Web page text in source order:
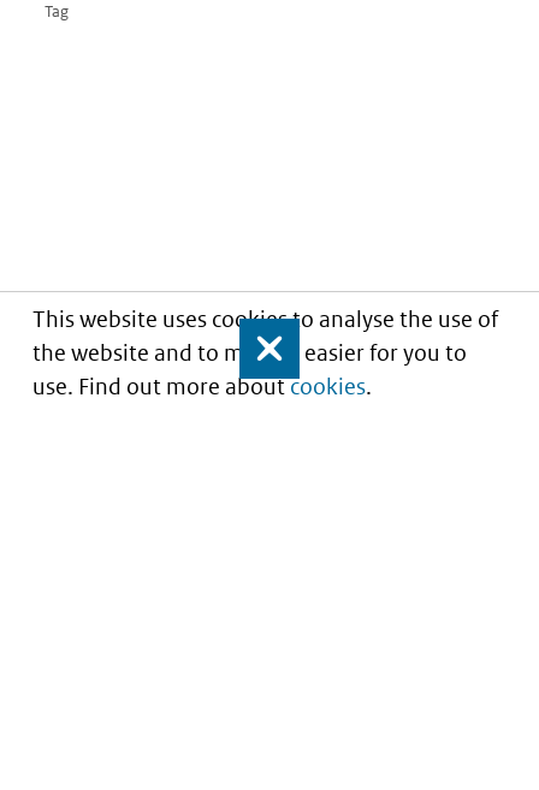
This website uses cookies to analyse the use of
the website and to make it easier for you to
use. Find out more aboutcookies.
Close
Tag